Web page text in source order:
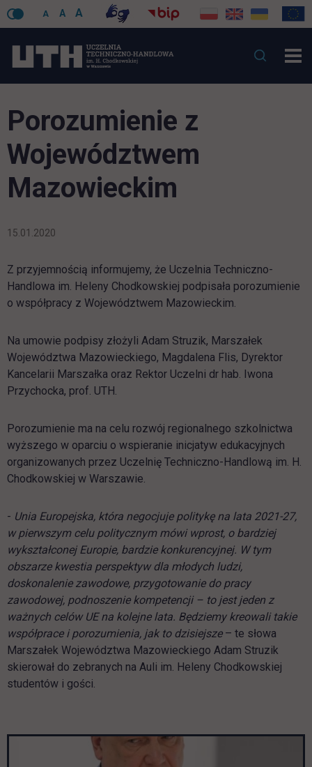
A A A
Porozumienie z
Województwem
Mazowieckim
15.01.2020
Z przyjemnością informujemy, że Uczelnia Techniczno-
Handlowa im. Heleny Chodkowskiej podpisała porozumienie
o współpracy z Województwem Mazowieckim.
Na umowie podpisy złożyli Adam Struzik, Marszałek
Województwa Mazowieckiego, Magdalena Flis, Dyrektor
Kancelarii Marszałka oraz Rektor Uczelni dr hab. Iwona
Przychocka, prof. UTH.
Porozumienie ma na celu rozwój regionalnego szkolnictwa
wyższego w oparciu o wspieranie inicjatyw edukacyjnych
organizowanych przez Uczelnię Techniczno-Handlową im. H.
Chodkowskiej w Warszawie.
- Unia Europejska, która negocjuje politykę na lata 2021-27,
w pierwszym celu politycznym mówi wprost, o bardziej
wykształconej Europie, bardzie konkurencyjnej. W tym
obszarze kwestia perspektyw dla młodych ludzi,
doskonalenie zawodowe, przygotowanie do pracy
zawodowej, podnoszenie kompetencji – to jest jeden z
ważnych celów UE na kolejne lata. Będziemy kreowali takie
współprace i porozumienia, jak to dzisiejsze– te słowa
Marszałek Województwa Mazowieckiego Adam Struzik
skierował do zebranych na Auli im. Heleny Chodkowskiej
studentów i gości.